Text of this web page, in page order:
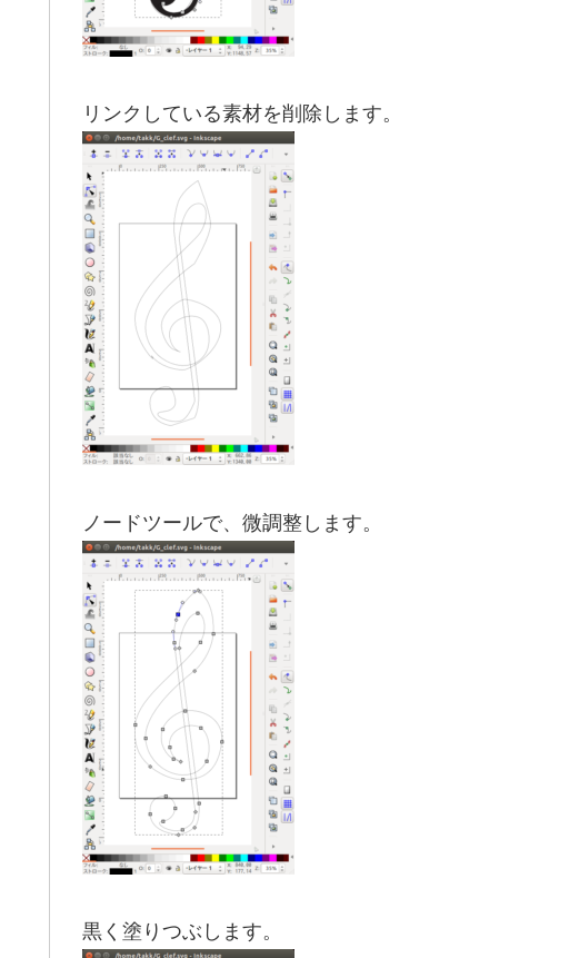
リンクしている素材を削除します。
ノードツールで、微調整します。
黒く塗りつぶします。